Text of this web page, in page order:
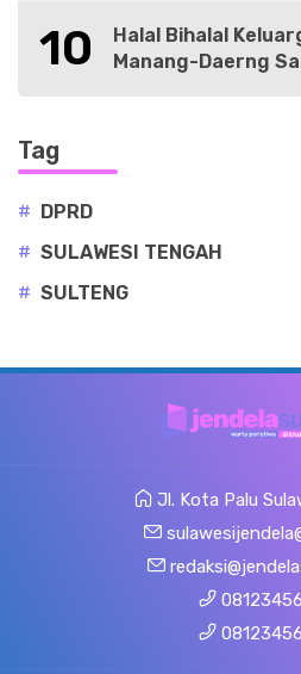
10
Halal Bihalal
Manang-Daerng
Tag
# DPRD
# SULAWESI TENGAH
# SULTENG
Jl. Kota Palu